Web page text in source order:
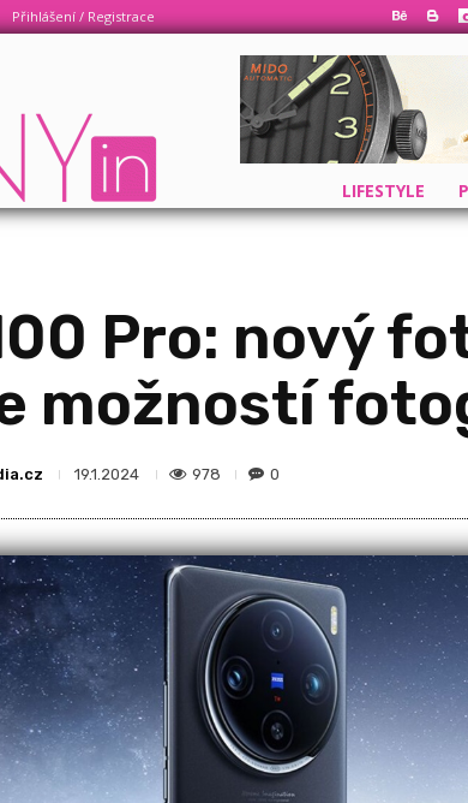
Přihlášení / Registrace
LIFESTYLE
Pro: nový
možností
19.1.2024 978 0